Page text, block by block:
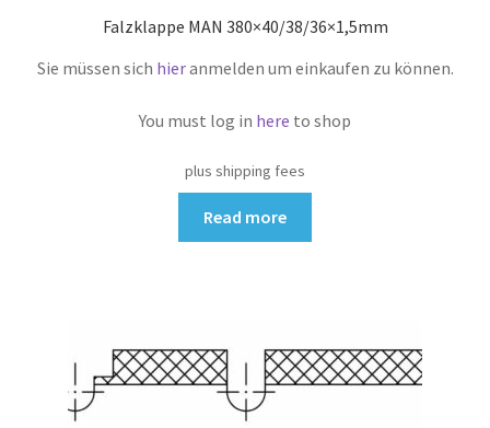
Falzklappe MAN 380×40/38/36×1,5mm
Sie müssen sich hieranmelden um einkaufen zu können.
You must log in here to shop
plus shipping fees
Read more